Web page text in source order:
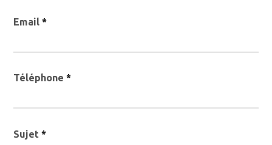
Email *
Téléphone *
Sujet *